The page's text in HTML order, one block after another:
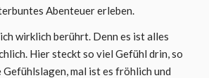
Abenteuer erleben.
wirklich berührt. Denn es ist alles
Hier steckt so viel Gefühl drin, so
mal ist es fröhlich und